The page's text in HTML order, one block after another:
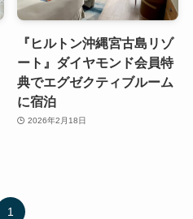
『ヒルトン沖縄宮古島リゾ
ート』ダイヤモンド会員特
典でエグゼクティブルーム
に宿泊
2026年2月18日
1